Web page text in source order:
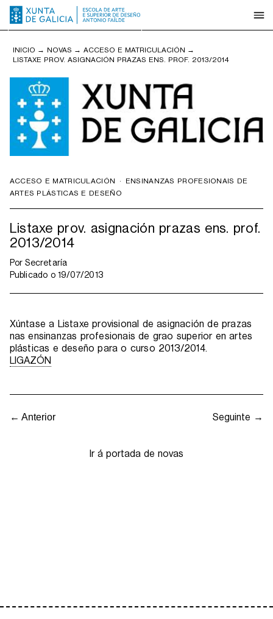
INICIO → NOVAS → ACCESO E MATRICULACIÓN →
LISTAXE PROV. ASIGNACIÓN PRAZAS ENS. PROF. 2013/2014
ACCESO E MATRICULACIÓN · ENSINANZAS PROFESIONAIS DE
ARTES PLÁSTICAS E DESEÑO
Listaxe prov. asignación prazas ens. prof.
2013/2014
PorSecretaría
Publicado o19/07/2013
Xúntase a Listaxe provisional de asignación de prazas
nas ensinanzas profesionais de grao superior en artes
plásticas e deseño para o curso 2013/2014.
LIGAZÓN
← Anterior Seguinte →
Ir á portada de novas